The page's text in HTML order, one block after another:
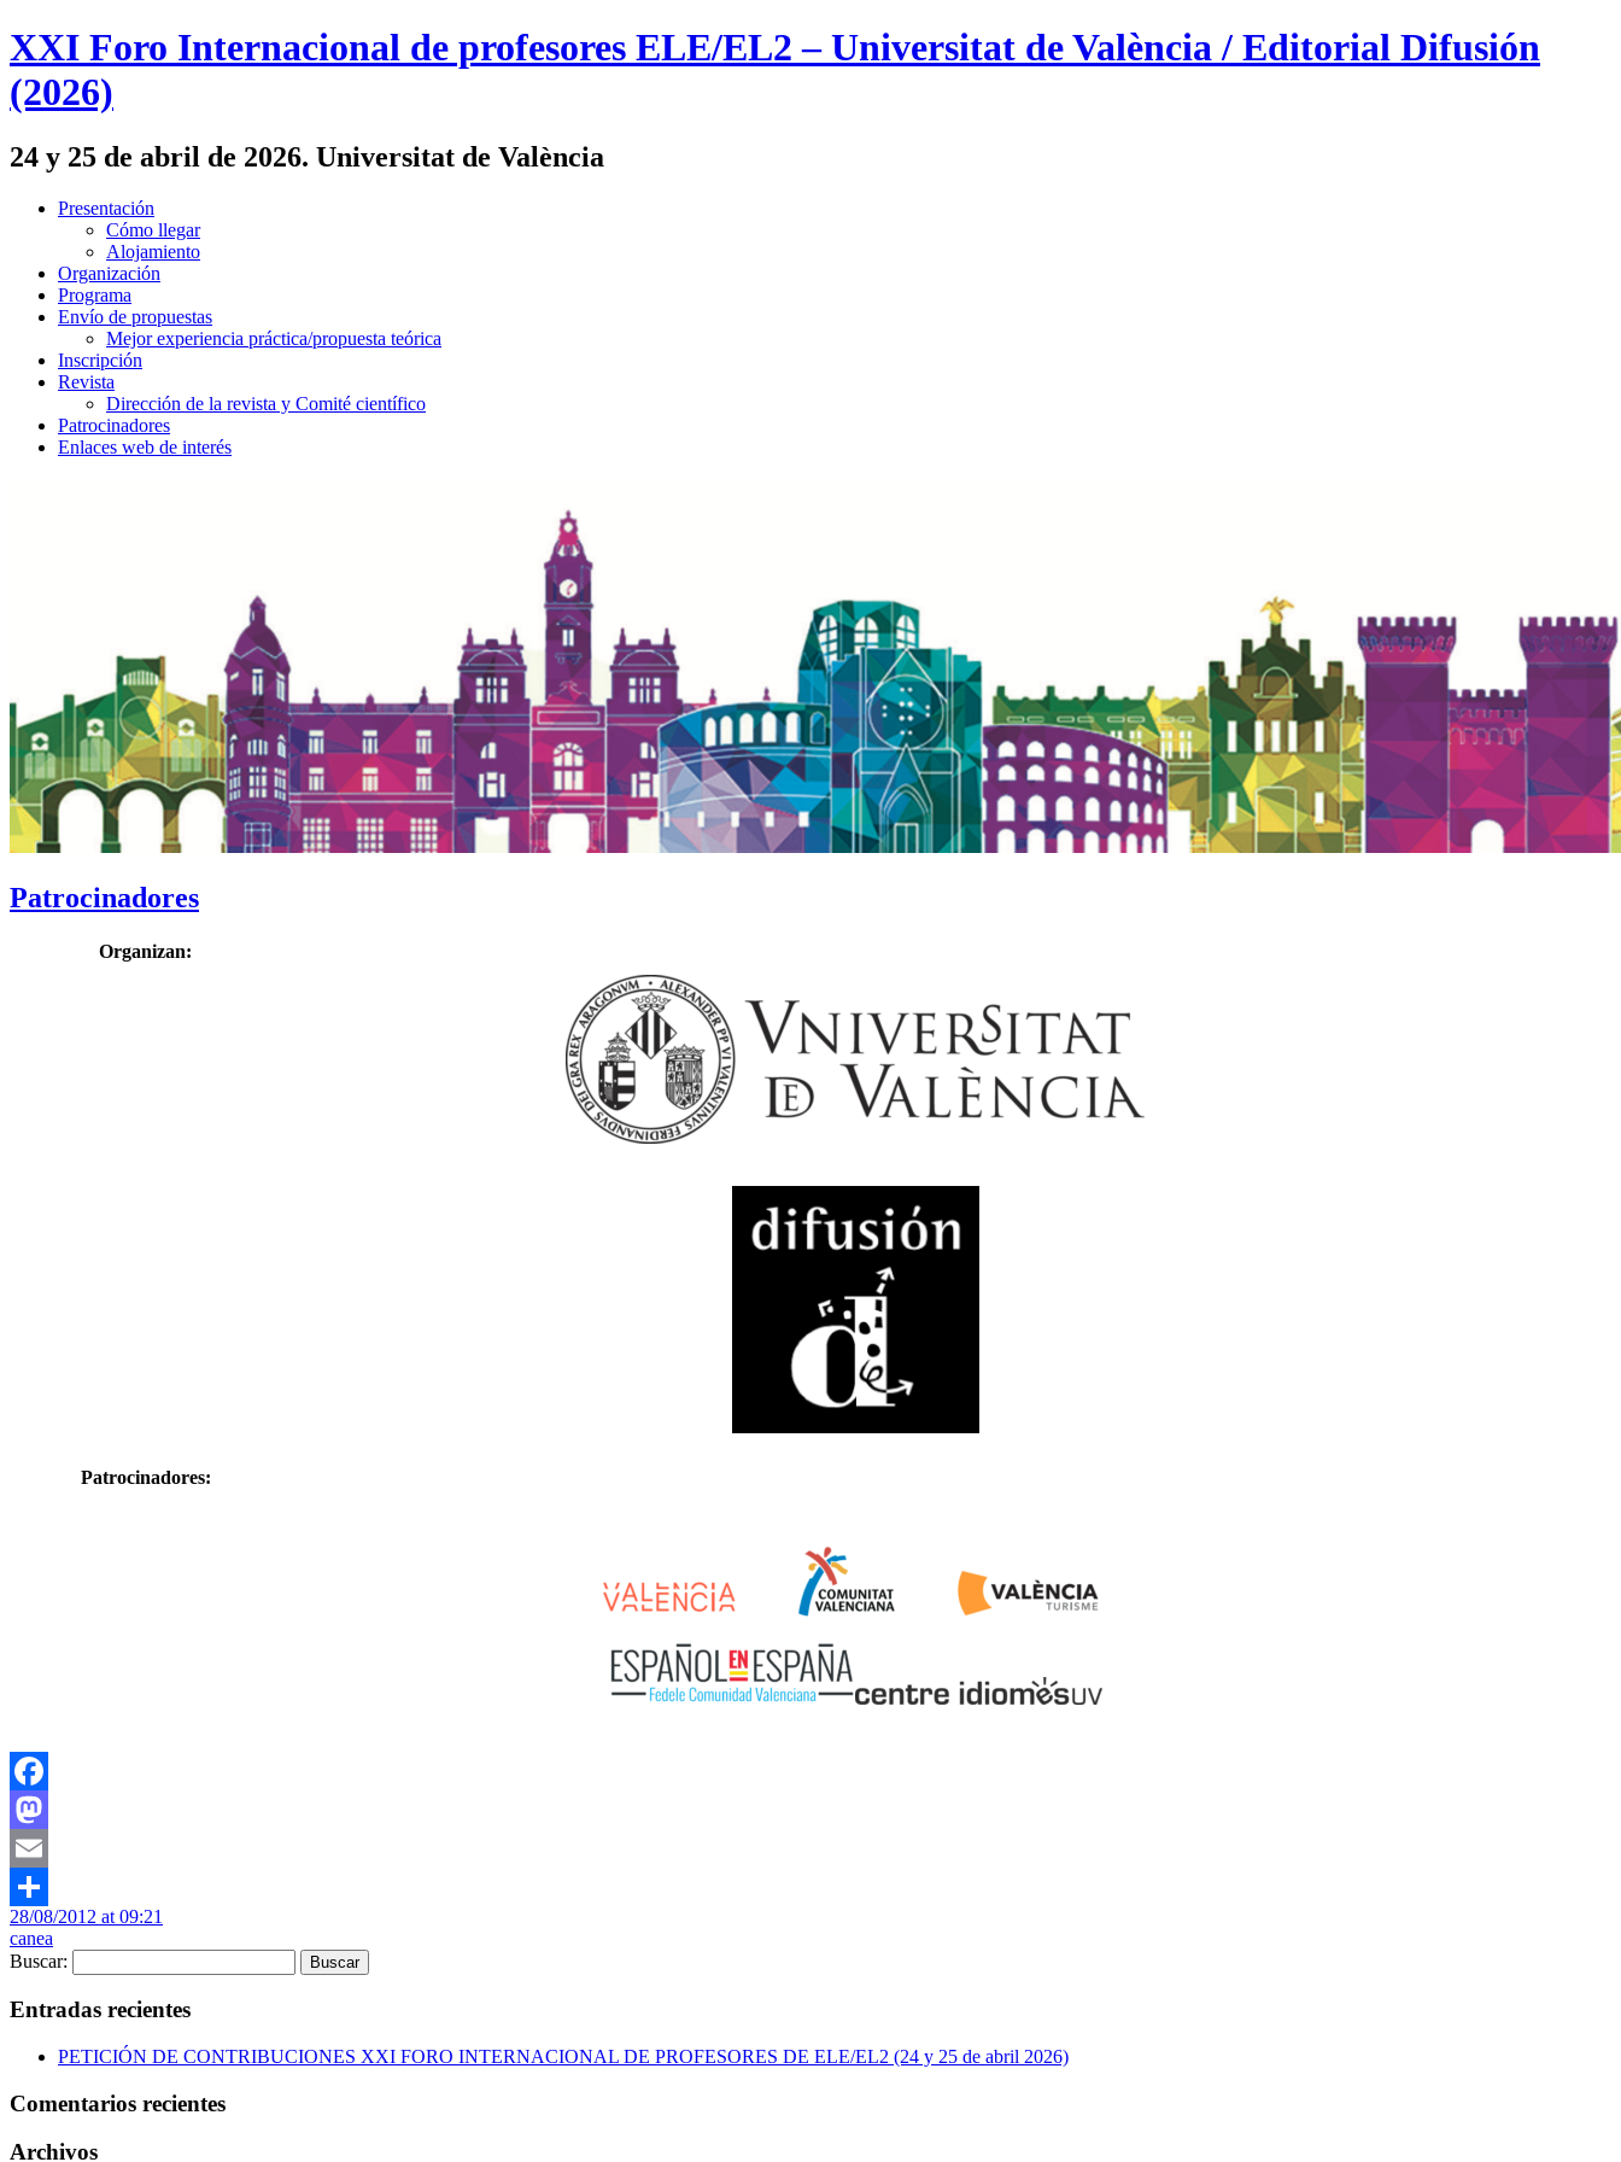
XXI Foro Internacional de profesores ELE/EL2 – Universitat de València / Editorial Difusión
(2026)
24 y 25 de abril de 2026. Universitat de València
Presentación
Cómo llegar
Alojamiento
Organización
Programa
Envío de propuestas
Mejor experiencia práctica/propuesta teórica
Inscripción
Revista
Dirección de la revista y Comité científico
Patrocinadores
Enlaces web de interés
Patrocinadores
Organizan:
Patrocinadores:
Facebook
Mastodon
Email
Compartir
28/08/2012 at 09:21
canea
Buscar:
Entradas recientes
PETICIÓN DE CONTRIBUCIONES XXI FORO INTERNACIONAL DE PROFESORES DE ELE/EL2 (24 y 25 de abril 2026)
Comentarios recientes
Archivos